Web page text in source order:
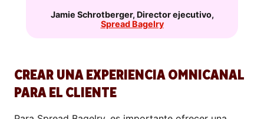
Jamie Schrotberger, Director ejecutivo,
Spread Bagelry
CREAR UNA EXPERIENCIA OMNICANAL
PARA EL CLIENTE